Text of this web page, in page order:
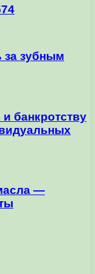
за зубным
банкротству
—